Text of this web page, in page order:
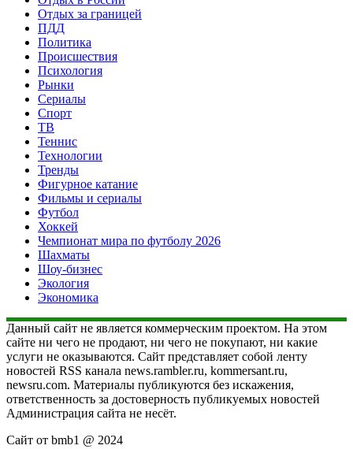
Отдых за границей
ПДД
Политика
Происшествия
Психология
Рынки
Сериалы
Спорт
ТВ
Теннис
Технологии
Тренды
Фигурное катание
Фильмы и сериалы
Футбол
Хоккей
Чемпионат мира по футболу 2026
Шахматы
Шоу-бизнес
Экология
Экономика
Данный сайт не является коммерческим проектом. На этом
сайте ни чего не продают, ни чего не покупают, ни какие
услуги не оказываются. Сайт представляет собой ленту
новостей RSS канала news.rambler.ru, kommersant.ru,
newsru.com. Материалы публикуются без искажения,
ответственность за достоверность публикуемых новостей
Администрация сайта не несёт.
Сайт от bmb1 @ 2024